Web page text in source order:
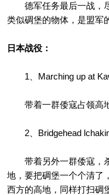
德军任务最后一战，尽
类似碉堡的物体，是盟军
日本战役：
1、Marching up at
带着一群倭寇占领高地
2、Bridgehead
带着另外一群倭寇，杀
地，要把碉堡一个个清了
西方的高地，同样打扫碉